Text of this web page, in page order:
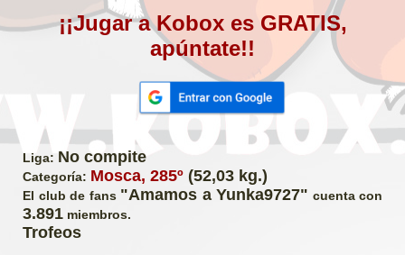
¡¡Jugar a Kobox es GRATIS,
apúntate!!
Liga: No compite
Categoría: Mosca, 285º (52,03 kg.)
El club de fans "Amamos a Yunka9727" cuenta con
3.891 miembros.
Trofeos